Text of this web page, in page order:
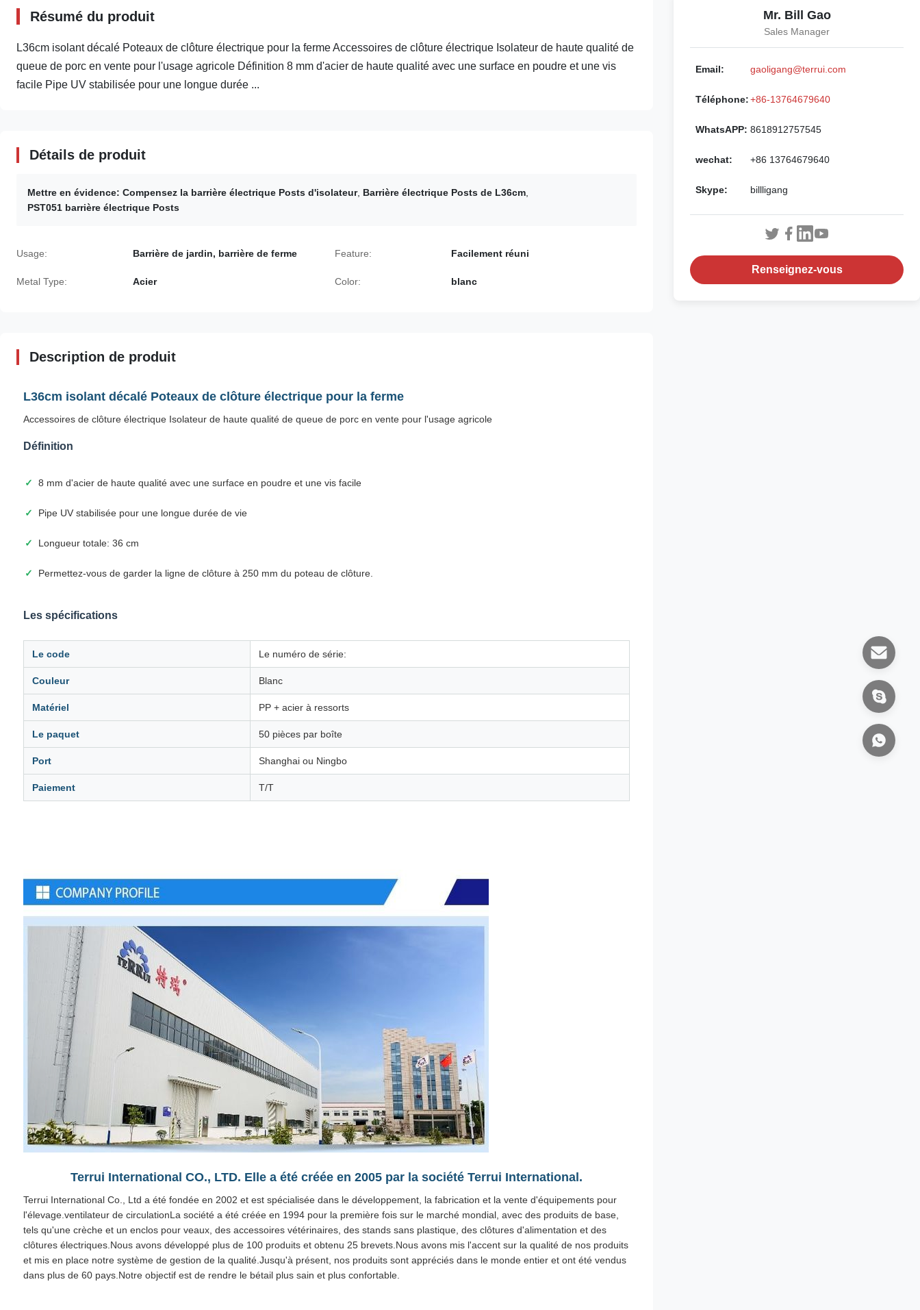
Résumé du produit
L36cm isolant décalé Poteaux de clôture électrique pour la ferme Accessoires de clôture électrique Isolateur de haute qualité de
queue de porc en vente pour l'usage agricole Définition 8 mm d'acier de haute qualité avec une surface en poudre et une vis
facile Pipe UV stabilisée pour une longue durée ...
Détails de produit
Mettre en évidence: Compensez la barrière électrique Posts d'isolateur, Barrière électrique Posts de L36cm
PST051 barrière électrique Posts
Usage: Barrière de jardin, barrière de ferme Feature: Facilement réuni
Metal Type: Acier Color: blanc
Description de produit
L36cm isolant décalé Poteaux de clôture électrique pour la ferme
Accessoires de clôture électrique Isolateur de haute qualité de queue de porc en vente pour l'usage agricole
Définition
8 mm d'acier de haute qualité avec une surface en poudre et une vis facile
Pipe UV stabilisée pour une longue durée de vie
Longueur totale: 36 cm
Permettez-vous de garder la ligne de clôture à 250 mm du poteau de clôture.
Les spécifications
Le code Le numéro de série:
Couleur Blanc
Matériel PP + acier à ressorts
Le paquet 50 pièces par boîte
Port Shanghai ou Ningbo
Paiement T/T
Terrui International CO., LTD. Elle a été créée en 2005 par la société Terrui International.
Terrui International Co., Ltd a été fondée en 2002 et est spécialisée dans le développement, la fabrication et la vente d'équipements pour
l'élevage.ventilateur de circulationLa société a été créée en 1994 pour la première fois sur le marché mondial, avec des produits de base,
tels qu'une crèche et un enclos pour veaux, des accessoires vétérinaires, des stands sans plastique, des clôtures d'alimentation et des
clôtures électriques.Nous avons développé plus de 100 produits et obtenu 25 brevets.Nous avons mis l'accent sur la qualité de nos produits
et mis en place notre système de gestion de la qualité.Jusqu'à présent, nos produits sont appréciés dans le monde entier et ont été vendus
dans plus de 60 pays.Notre objectif est de rendre le bétail plus sain et plus confortable.
Mr. Bill Gao
Sales Manager
Email: gaoligang@terrui.com
Téléphone:+86-13764679640
WhatsAPP: 8618912757545
wechat: +86 13764679640
Skype: billligang
Renseignez-vous